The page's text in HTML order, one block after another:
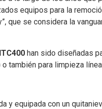
equipos para la
que se considera la
han sido diseñadas
también para limpieza
y equipada con un